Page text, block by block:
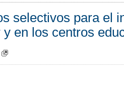
selectivos para el
y en los centros